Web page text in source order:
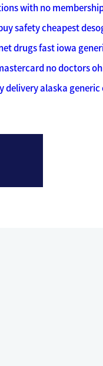
with no
safety cheapest
drugs fast iowa
no doctors
delivery alaska